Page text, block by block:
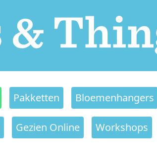
Pakketten Bloemenhangers
Gezien Online Workshops